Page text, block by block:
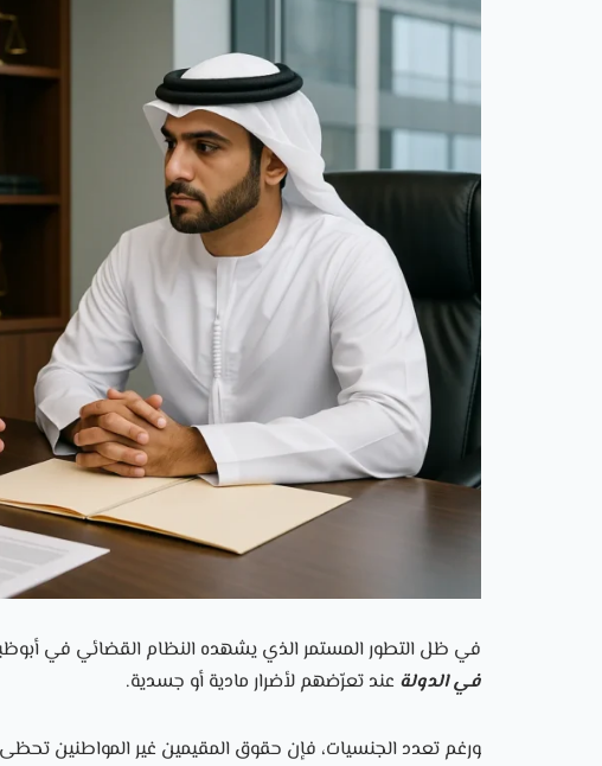
في ظل التطور المستمر الذي يشهده النظام القضائي في
في الدولة عند تعرّضهم لأضرار مادية أو جسدية.
ورغم تعدد الجنسيات، فإن حقوق المقيمين غير المواطنين